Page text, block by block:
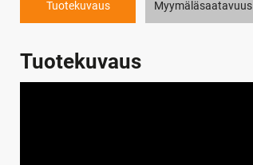
Tuotekuvaus Myymäläsaatavuus
Tuotekuvaus